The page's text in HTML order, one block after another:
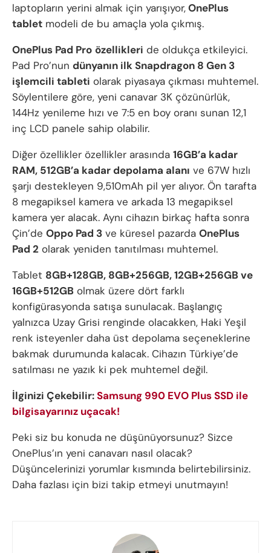
laptopların yerini almak için yarışıyor,OnePlus
tablet modeli de bu amaçla yola çıkmış.
OnePlus Pad Pro özellikleri de oldukça etkileyici.
Pad Pro’nun dünyanın ilk Snapdragon 8 Gen 3
işlemcili tableti olarak piyasaya çıkması muhtemel.
Söylentilere göre, yeni canavar 3K çözünürlük,
144Hz yenileme hızı ve 7:5 en boy oranı sunan 12,1
inç LCD panele sahip olabilir.
Diğer özellikler özellikler arasında 16GB’a kadar
RAM, 512GB’a kadar depolama alanı ve 67W hızlı
şarjı destekleyen 9,510mAh pil yer alıyor. Ön tarafta
8 megapiksel kamera ve arkada 13 megapiksel
kamera yer alacak. Aynı cihazın birkaç hafta sonra
Çin’de Oppo Pad 3 ve küresel pazarda OnePlus
Pad 2 olarak yeniden tanıtılması muhtemel.
Tablet 8GB+128GB, 8GB+256GB, 12GB+256GB ve
16GB+512GB olmak üzere dört farklı
konfigürasyonda satışa sunulacak. Başlangıç
yalnızca Uzay Grisi renginde olacakken, Haki Yeşil
renk isteyenler daha üst depolama seçeneklerine
bakmak durumunda kalacak. Cihazın Türkiye’de
satılması ne yazık ki pek muhtemel değil.
İlginizi Çekebilir:Samsung 990 EVO Plus SSD ile
bilgisayarınız uçacak!
Peki siz bu konuda ne düşünüyorsunuz? Sizce
OnePlus’ın yeni canavarı nasıl olacak?
Düşüncelerinizi yorumlar kısmında belirtebilirsiniz.
Daha fazlası için bizi takip etmeyi unutmayın!